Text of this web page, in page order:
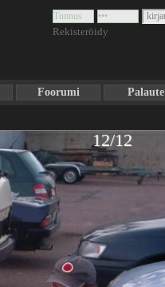
Rekisteröidy
Foorumi Palaute
12/12